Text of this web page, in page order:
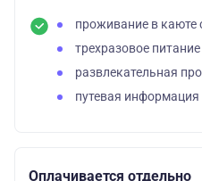
проживание в каюте
трехразовое питание
развлекательная
путевая информация
Оплачивается отдельно